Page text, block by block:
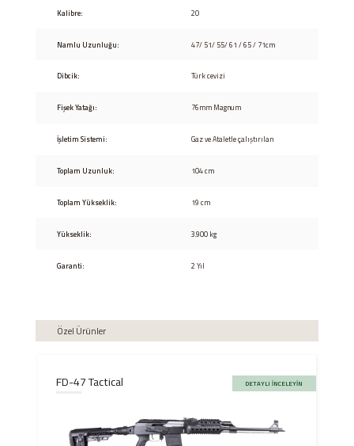
Kalibre: 20
Namlu Uzunluğu: 47/ 51/ 55/ 61 / 65 / 71cm
Dibcik: Türk cevizi
Fişek Yatağı: 76mm Magnum
İşletim Sistemi: Gaz ve Ataletle çalıştırılan
Toplam Uzunluk: 104 cm
Toplam Yükseklik: 19 cm
Yükseklik: 3.900 kg
Garanti: 2 Yıl
Özel Ürünler
FD-47 Tactical DETAYLI İNCELEYİN